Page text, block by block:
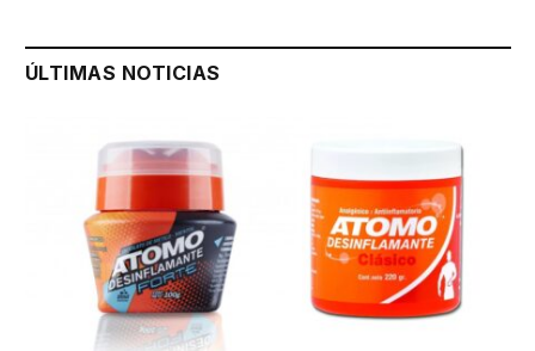
ÚLTIMAS NOTICIAS